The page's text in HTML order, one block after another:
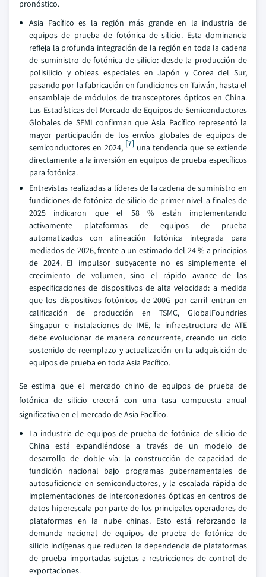
pronóstico.
Asia Pacífico es la región más grande en la industria de
equipos de prueba de fotónica de silicio. Esta dominancia
refleja la profunda integración de la región en toda la cadena
de suministro de fotónica de silicio: desde la producción de
polisilicio y obleas especiales en Japón y Corea del Sur,
pasando por la fabricación en fundiciones en Taiwán, hasta el
ensamblaje de módulos de transceptores ópticos en China.
Las Estadísticas del Mercado de Equipos de Semiconductores
Globales de SEMI confirman que Asia Pacífico representó la
mayor participación de los envíos globales de equipos de
semiconductores en 2024, [7]una tendencia que se extiende
directamente a la inversión en equipos de prueba específicos
para fotónica.
Entrevistas realizadas a líderes de la cadena de suministro en
fundiciones de fotónica de silicio de primer nivel a finales de
2025 indicaron que el 58 % están implementando
activamente plataformas de equipos de prueba
automatizados con alineación fotónica integrada para
mediados de 2026, frente a un estimado del 24 % a principios
de 2024. El impulsor subyacente no es simplemente el
crecimiento de volumen, sino el rápido avance de las
especificaciones de dispositivos de alta velocidad: a medida
que los dispositivos fotónicos de 200G por carril entran en
calificación de producción en TSMC, GlobalFoundries
Singapur e instalaciones de IME, la infraestructura de ATE
debe evolucionar de manera concurrente, creando un ciclo
sostenido de reemplazo y actualización en la adquisición de
equipos de prueba en toda Asia Pacífico.
Se estima que el mercado chino de equipos de prueba de
fotónica de silicio crecerá con una tasa compuesta anual
significativa en el mercado de Asia Pacífico.
La industria de equipos de prueba de fotónica de silicio de
China está expandiéndose a través de un modelo de
desarrollo de doble vía: la construcción de capacidad de
fundición nacional bajo programas gubernamentales de
autosuficiencia en semiconductores, y la escalada rápida de
implementaciones de interconexiones ópticas en centros de
datos hiperescala por parte de los principales operadores de
plataformas en la nube chinas. Esto está reforzando la
demanda nacional de equipos de prueba de fotónica de
silicio indígenas que reducen la dependencia de plataformas
de prueba importadas sujetas a restricciones de control de
exportaciones.